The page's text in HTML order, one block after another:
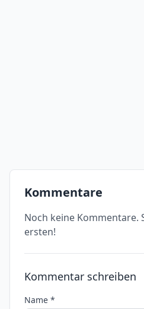
Kommentare
Noch keine Kommentare.
ersten!
Kommentar schreiben
Name *